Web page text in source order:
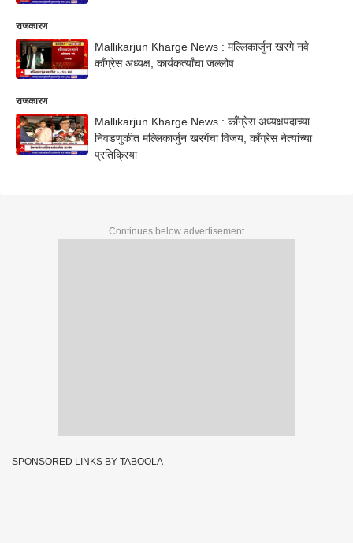
राजकारण
Mallikarjun Kharge News : मल्लिकार्जुन खरगे नवे
काँग्रेस अध्यक्ष, कार्यकर्त्यांचा जल्लोष
राजकारण
Mallikarjun Kharge News : काँग्रेस अध्यक्षपदाच्या
निवडणुकीत मल्लिकार्जुन खरगेंचा विजय, काँग्रेस नेत्यांच्या
प्रतिक्रिया
Continues below advertisement
SPONSORED LINKS BY TABOOLA